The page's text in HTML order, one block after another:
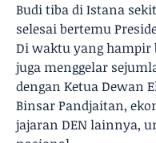
Budi tiba di Istana
selesai bertemu
Di waktu yang hampir
juga menggelar
dengan Ketua Dewan
Binsar Pandjaitan,
jajaran DEN lainnya,